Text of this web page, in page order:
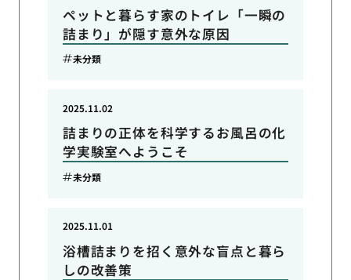
ペットと暮らす家のトイレ「一瞬の
詰まり」が隠す意外な原因
未分類
詰まりの正体を科学するお風呂の化
学実験室へようこそ
2025.11.02
未分類
浴槽詰まりを招く意外な盲点と暮ら
しの改善策
2025.11.01